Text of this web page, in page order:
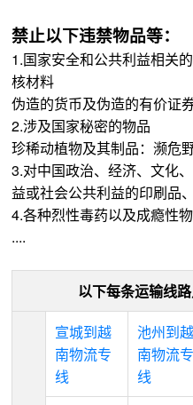
禁止以下违禁物品等：
1.国家安全和公共利益相关
核材料
伪造的货币及伪造的有价证
2.涉及国家秘密的物品
珍稀动植物及其制品：濒危
3.对中国政治、经济、文化
益或社会公共利益的印刷品
4.各种烈性毒药以及成瘾性
....
以下每条运输线
宣城到越
南物流专
线
池州到越
南物流专
线